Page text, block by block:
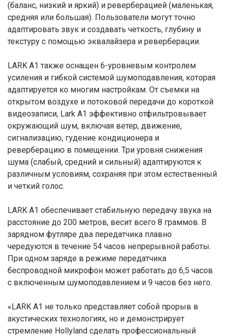
(баланс, низкий и яркий) и реверберацией (маленькая,
средняя или большая). Пользователи могут точно
адаптировать звук и создавать четкость, глубину и
текстуру с помощью эквалайзера и реверберации.
LARK A1 также оснащен 6-уровневым контролем
усиления и гибкой системой шумоподавления, которая
адаптируется ко многим настройкам. От съемки на
открытом воздухе и потоковой передачи до короткой
видеозаписи, Lark A1 эффективно отфильтровывает
окружающий шум, включая ветер, движение,
сигнализацию, гудение кондиционера и
реверберацию в помещении. Три уровня снижения
шума (слабый, средний и сильный) адаптируются к
различным условиям, сохраняя при этом естественный
и четкий голос.
LARK A1 обеспечивает стабильную передачу звука на
расстояние до 200 метров, весит всего 8 граммов. В
зарядном футляре два передатчика плавно
чередуются в течение 54 часов непрерывной работы.
При одном заряде в режиме передатчика
беспроводной микрофон может работать до 6,5 часов
с включенным шумоподавлением и 9 часов без него.
«LARK A1 не только представляет собой прорыв в
акустических технологиях, но и демонстрирует
стремление Hollyland сделать профессиональный